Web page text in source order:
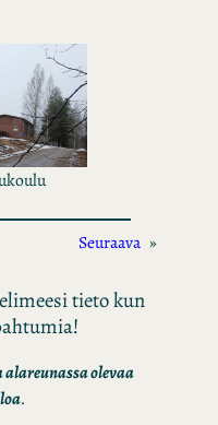
Seuraava »
tieto kun
alareunassa olevaa
.